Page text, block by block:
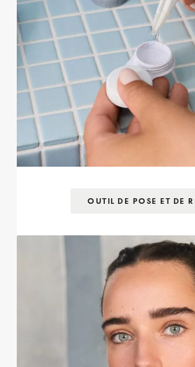
OUTIL DE POSE ET DE